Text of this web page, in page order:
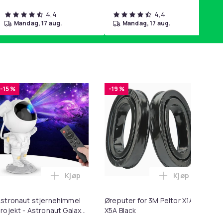
4,4
mandag, 17 aug.
4,4
mandag, 17 aug.
til iPhone/iPad i handlekurven
27,5g - Dark Brown - Mørkebrun i handlekurven
-15 %
stjernehimmel
- Astronaut Galaxy
Legg Astronaut stjernehimmel projekt -
Kjøp
-19 %
Øreputer for 3M Peltor X1A-
X5A Black
Legg
Kjøp